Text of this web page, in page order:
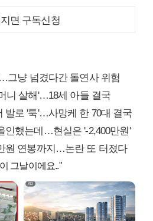
면 구독신청
그냥 넘겼다간 돌연사 위험
니 살해'…18세 아들 결국
발로 '툭'…사망케 한 70대 결국
인했는데…현실은 '-2,400만원'
원 연봉까지…논란 또 터졌다
그날이에요.."